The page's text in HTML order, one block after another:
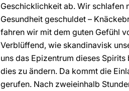
Geschicklichkeit ab. Wir schlafen
Gesundheit geschuldet –
fahren wir mit dem guten Gefühl
Verblüffend, wie skandinavisk
uns das Epizentrum dieses
dies zu ändern. Da kommt die
gerufen. Nach zweieinhalb